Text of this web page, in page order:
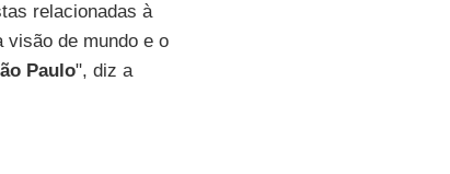
relacionadas à
visão de mundo e o
Paulo", diz a